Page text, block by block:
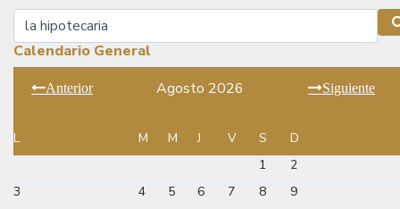
Buscar
Calendario General
Anterior Agosto 2026 Siguiente
L M M J V S
D
1
2
3
4 5 6 7 8
9